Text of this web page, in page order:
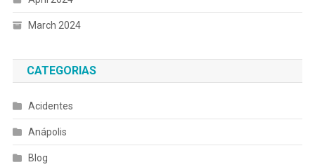
March 2024
CATEGORIAS
Acidentes
Anápolis
Blog